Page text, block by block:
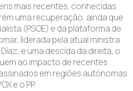
mais recentes, conhecidas
uma recuperação, ainda que
(PSOE) e da plataforma de
liderada pela atual ministra
e uma descida da direita, o
ao impacto de recentes
em regiões autónomas
e o PP.